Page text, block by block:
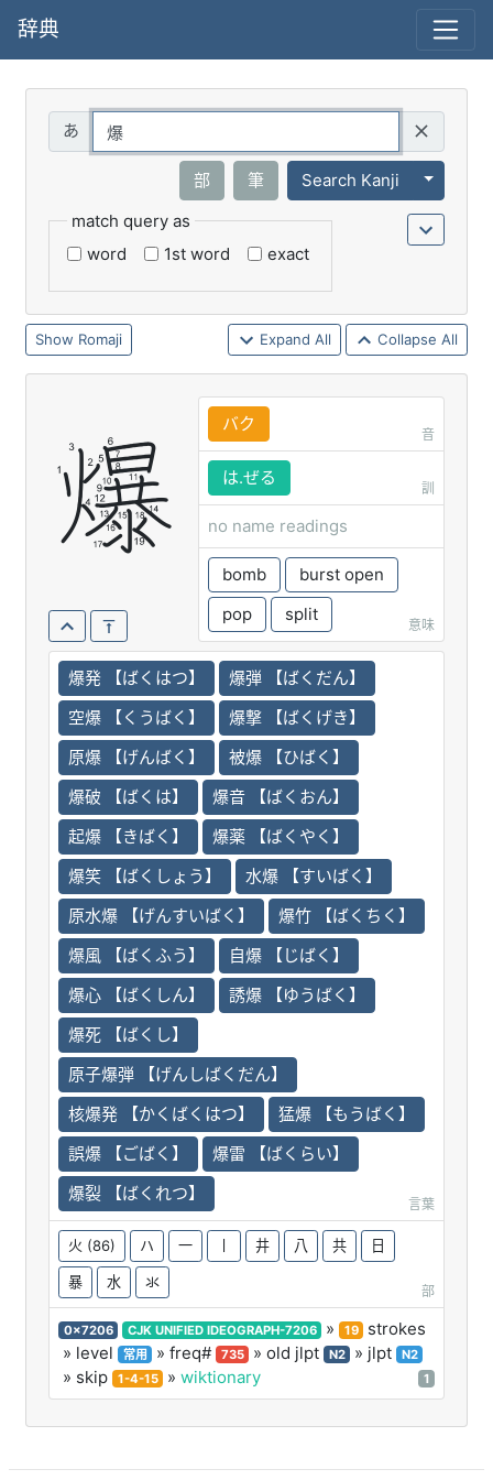
辞典
部 筆 Search Kanji
Toggle
match query as
word
1st word exact
Romaji Expand All Collapse All
爆 バク
音
は.ぜる
訓
no name readings
bomb
burst open
pop
split
意味
爆発 【ばくはつ】
爆弾 【ばくだん】
空爆 【くうばく】
爆撃 【ばくげき】
原爆 【げんばく】
被爆 【ひばく】
爆破 【ばくは】
爆音 【ばくおん】
起爆 【きばく】
爆薬 【ばくやく】
爆笑 【ばくしょう】
水爆 【すいばく】
原水爆 【げんすいばく】
爆竹 【ばくちく】
爆風 【ばくふう】
自爆 【じばく】
爆心 【ばくしん】
誘爆 【ゆうばく】
爆死 【ばくし】
原子爆弾 【げんしばくだん】
核爆発 【かくばくはつ】
猛爆 【もうばく】
誤爆 【ごばく】
爆雷 【ばくらい】
爆裂 【ばくれつ】
言葉
火 (86) ハ 一 丨 井 八 共 日
暴 水 氺
部
0x7206 CJK UNIFIED IDEOGRAPH-7206 » 19
strokes
» level
常用 » freq# 735 » old jlpt N2 » jlpt N2
» skip 1-4-15 » wiktionary 1